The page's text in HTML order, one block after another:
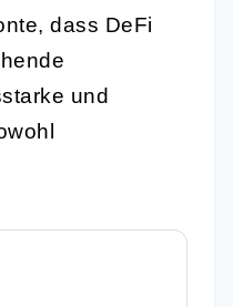
dass DeFi
und